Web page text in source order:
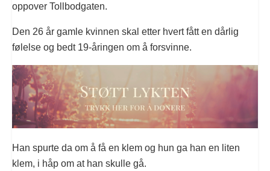
oppover Tollbodgaten.
Den 26 år gamle kvinnen skal etter hvert fått en dårlig
følelse og bedt 19-åringen om å forsvinne.
Han spurte da om å få en klem og hun ga han en liten
klem, i håp om at han skulle gå.